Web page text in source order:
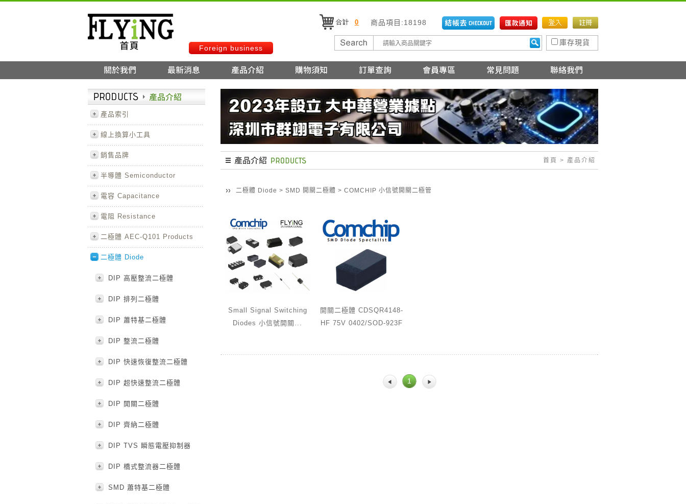
0 商品項目:18198
Foreign business
庫存現貨
產品索引
線上換算小工具
銷售品牌
半導體 Semiconductor
電容 Capacitance
電阻 Resistance
二極體 AEC-Q101 Products
二極體 Diode
DIP 高壓整流二極體
DIP 排列二極體
DIP 蕭特基二極體
DIP 整流二極體
DIP 快速恢復整流二極體
DIP 超快速整流二極體
DIP 開關二極體
DIP 齊納二極體
DIP TVS 瞬態電壓抑制器
DIP 橋式整流器二極體
SMD 蕭特基二極體
首頁 > 產品介紹
二極體 Diode > SMD 開關二極體 > COMCHIP 小信號開關二極管
Small Signal Switching
Diodes 小信號開關...
開關二極體 CDSQR4148-
HF 75V 0402/SOD-923F
1